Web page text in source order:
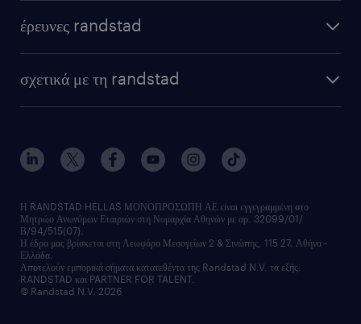
έρευνες randstad
σχετικά με τη randstad
Η RANDSTAD HELLAS ΜΟΝΟΠΡΟΣΩΠΗ ΑΕ είναι εγγεγραμμένη στο
Μητρώο Ανωνύμων Εταιριών στη Νομαρχία Αθηνών με αρ. 32099/01/
Β/94/515(07).
Η έδρα μας βρίσκεται στη Λεωφόρο Μεσογείων 2 & Σινώπης, 115 27, Αθήνα -
Ελλάδα.
Αποτελούν εμπορικά σήματα κατατεθέντα της Randstad N.V. τα εξής:
RANDSTAD και PARTNER FOR TALENT.
© Randstad N.V. 2026